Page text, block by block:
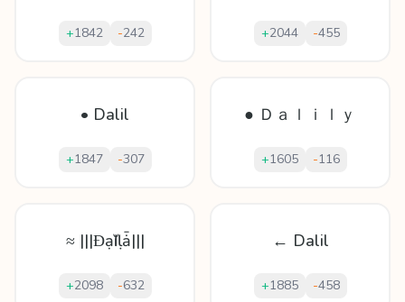
+1842 -242 +2044 -455
• Dalil
+1847 -307
● Ｄａｌｉｌｙ
+1605 -116
≈ |||Ɖạӏĭḷǡ|||
+2098 -632
← Dalil
+1885 -458